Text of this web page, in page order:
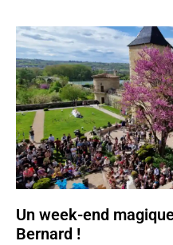
Un week-end
Bernard !